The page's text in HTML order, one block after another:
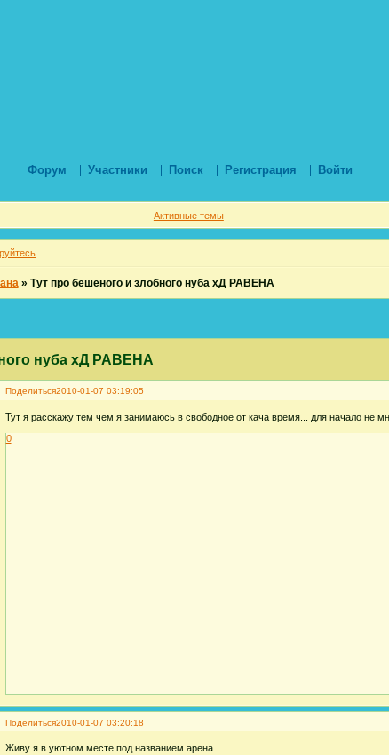
Форум Участники Поиск Регистрация Войти
Активные темы
» Тут про бешеного и злобного нуба хД РАВЕНА
нуба хД РАВЕНА
Поделиться2010-01-07 03:19:05
Тут я расскажу тем чем я занимаюсь в свободное от кача время... для начало не
0
Поделиться2010-01-07 03:20:18
Живу я в уютном месте под названием арена